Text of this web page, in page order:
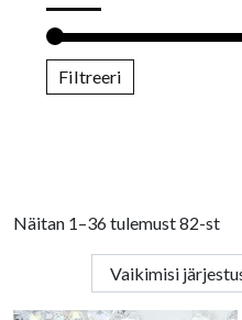
Näitan 1–36 tulemust 82-st
Filtreeri